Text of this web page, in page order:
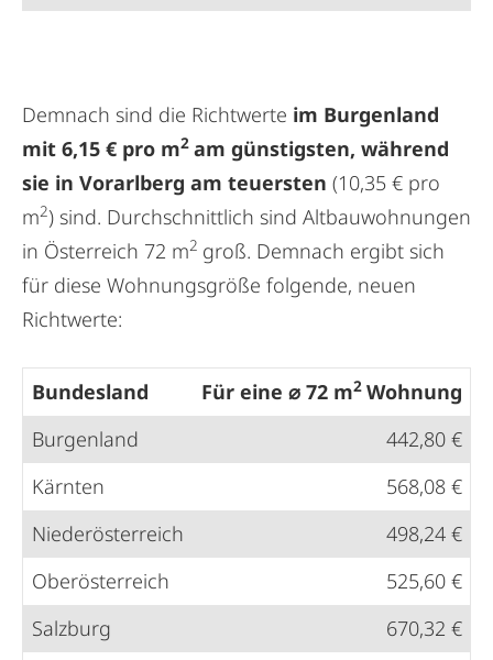
Demnach sind die Richtwerte im Burgenland
mit 6,15 € pro m2 am günstigsten, während
sie in Vorarlberg am teuersten (10,35 € pro
m2) sind. Durchschnittlich sind Altbauwohnungen
in Österreich 72 m2 groß. Demnach ergibt sich
für diese Wohnungsgröße folgende, neuen
Richtwerte:
Bundesland Für eine ⌀ 72 m2 Wohnung
Burgenland
442,80 €
Kärnten
568,08 €
Niederösterreich
498,24 €
Oberösterreich
525,60 €
Salzburg
670,32 €